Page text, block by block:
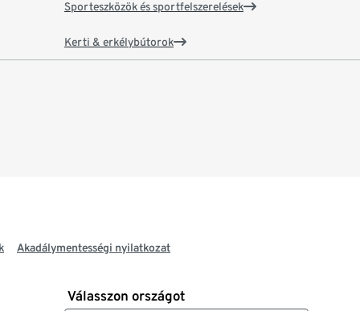
Sporteszközök és sportfelszerelések
Kerti & erkélybútorok
Akadálymentességi nyilatkozat
Válasszon országot